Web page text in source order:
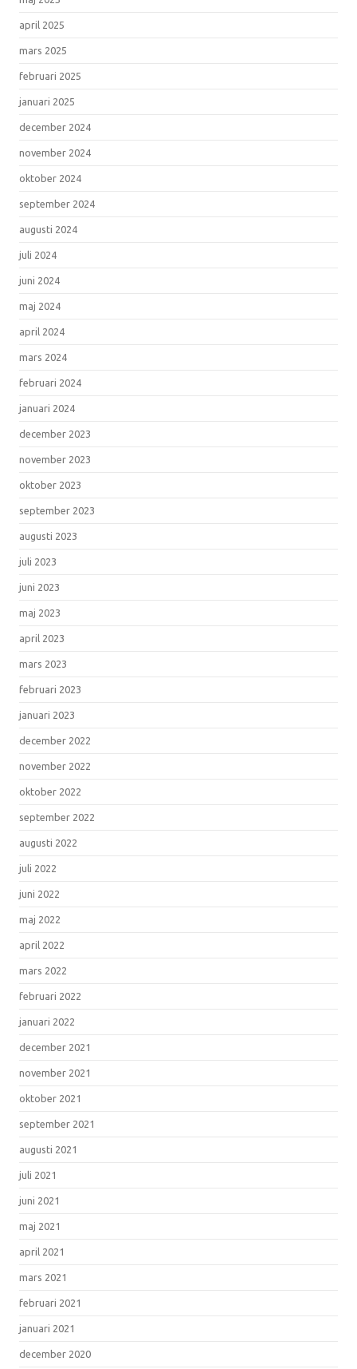
april 2025
mars 2025
februari 2025
januari 2025
december 2024
november 2024
oktober 2024
september 2024
augusti 2024
juli 2024
juni 2024
maj 2024
april 2024
mars 2024
februari 2024
januari 2024
december 2023
november 2023
oktober 2023
september 2023
augusti 2023
juli 2023
juni 2023
maj 2023
april 2023
mars 2023
februari 2023
januari 2023
december 2022
november 2022
oktober 2022
september 2022
augusti 2022
juli 2022
juni 2022
maj 2022
april 2022
mars 2022
februari 2022
januari 2022
december 2021
november 2021
oktober 2021
september 2021
augusti 2021
juli 2021
juni 2021
maj 2021
april 2021
mars 2021
februari 2021
januari 2021
december 2020